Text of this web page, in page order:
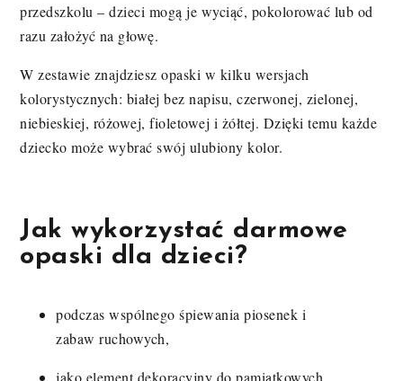
przedszkolu – dzieci mogą je wyciąć, pokolorować lub od
razu założyć na głowę.
W zestawie znajdziesz opaski w kilku wersjach
kolorystycznych: białej bez napisu, czerwonej, zielonej,
niebieskiej, różowej, fioletowej i żółtej. Dzięki temu każde
dziecko może wybrać swój ulubiony kolor.
Jak wykorzystać darmowe
opaski dla dzieci?
podczas wspólnego śpiewania piosenek i
zabaw ruchowych,
jako element dekoracyjny do pamiątkowych